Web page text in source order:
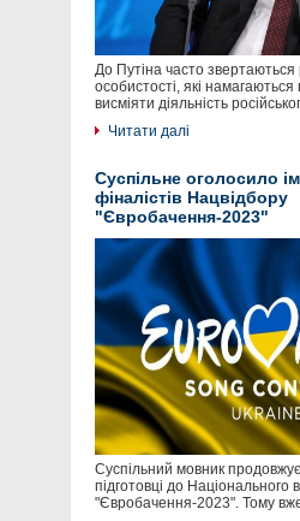
До Путіна часто звертаються
особистості, які
висміяти діяльність
Читати далі
Суспільне оголосило
фіналістів Нацвідбору
"Євробачення-2023"
Суспільний мовник
підготовці до Національного
"Євробачення-2023". Тому